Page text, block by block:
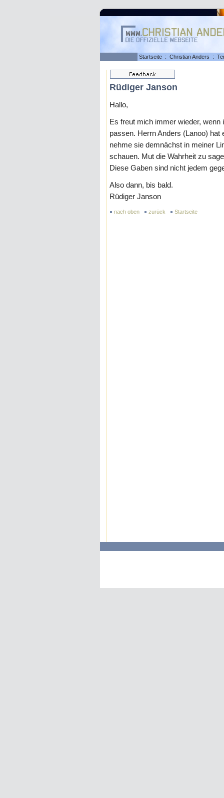
Startseite : Christian Anders :
Rüdiger Janson
Hallo,
Es freut mich immer wieder,
passen. Herrn Anders (Lanoo)
nehme sie demnächst in meiner
schauen. Mut die Wahrheit zu
Diese Gaben sind nicht jedem
Also dann, bis bald.
Rüdiger Janson
nach oben zurück Startseite